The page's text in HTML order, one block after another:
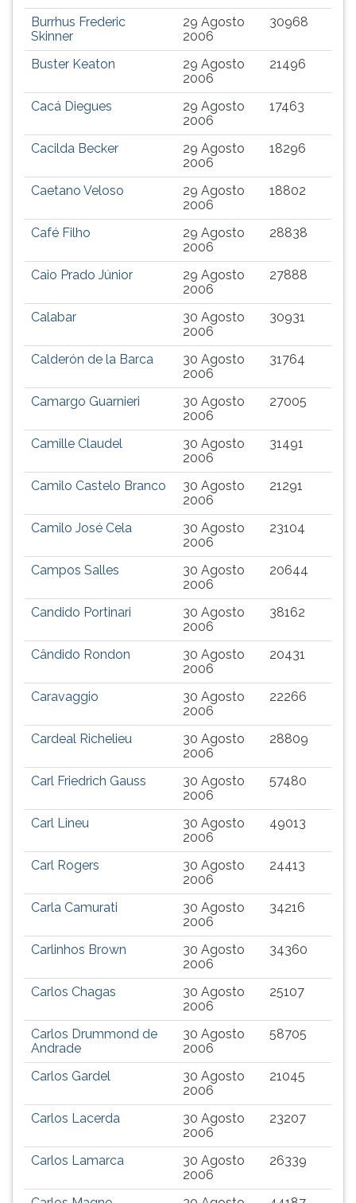
Burrhus Frederic
Skinner
29 Agosto
2006
30968
Buster Keaton
29 Agosto
2006
21496
Cacá Diegues
29 Agosto
2006
17463
Cacilda Becker
29 Agosto
2006
18296
Caetano Veloso
29 Agosto
2006
18802
Café Filho
29 Agosto
2006
28838
Caio Prado Júnior
29 Agosto
2006
27888
Calabar
30 Agosto
2006
30931
Calderón de la Barca
30 Agosto
2006
31764
Camargo Guarnieri
30 Agosto
2006
27005
Camille Claudel
30 Agosto
2006
31491
Camilo Castelo Branco
30 Agosto
2006
21291
Camilo José Cela
30 Agosto
2006
23104
Campos Salles
30 Agosto
2006
20644
Candido Portinari
30 Agosto
2006
38162
Cândido Rondon
30 Agosto
2006
20431
Caravaggio
30 Agosto
2006
22266
Cardeal Richelieu
30 Agosto
2006
28809
Carl Friedrich Gauss
30 Agosto
2006
57480
Carl Lineu
30 Agosto
2006
49013
Carl Rogers
30 Agosto
2006
24413
Carla Camurati
30 Agosto
2006
34216
Carlinhos Brown
30 Agosto
2006
34360
Carlos Chagas
30 Agosto
2006
25107
Carlos Drummond de
Andrade
30 Agosto
2006
58705
Carlos Gardel
30 Agosto
2006
21045
Carlos Lacerda
30 Agosto
2006
23207
Carlos Lamarca
30 Agosto
2006
26339